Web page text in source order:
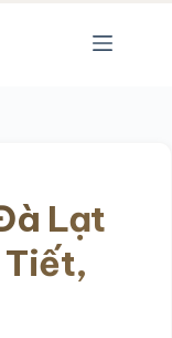
Lạt
Tiết,